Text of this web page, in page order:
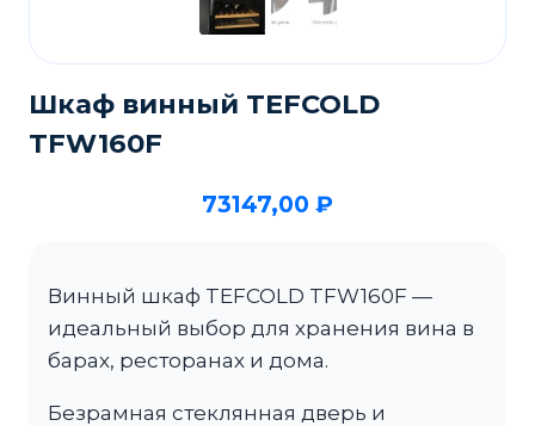
Шкаф винный TEFCOLD
TFW160F
73147,00 ₽
Винный шкаф TEFCOLD TFW160F —
идеальный выбор для хранения вина в
барах, ресторанах и дома.
Безрамная стеклянная дверь и